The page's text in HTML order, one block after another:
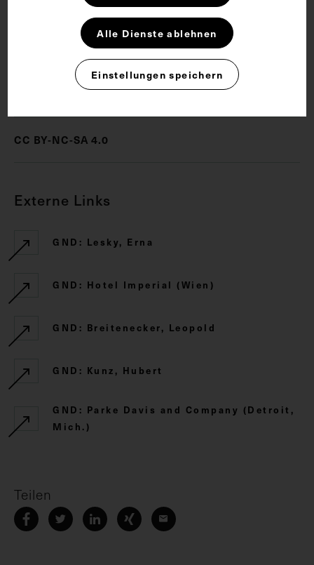
Empfang <Veranstaltung>
Jubiläum
Medizingeschichte
CC BY-NC-SA 4.0
Externe Links
GND: Lesky, Erna
GND: Hotel Imperial (Wien)
GND: Breitenecker, Leopold
GND: Kunz, Hubert
GND: Parke Davis and Company (Detroit,
Mich.)
Teilen
Alle Dienste ablehnen
Einstellungen speichern